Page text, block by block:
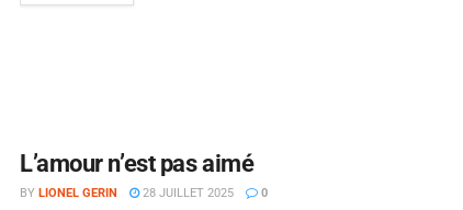
L’amour n’est pas aimé
BY LIONEL GERIN 28 JUILLET 2025 0